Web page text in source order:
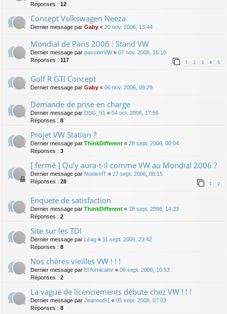
Réponses : 12
Concept Volkswagen Neeza
Dernier message par Gaby « 20 nov. 2006, 13:44
Mondial de Paris 2006 : Stand VW
Dernier message par passionVW« 07 nov. 2006, 16:10
Réponses : 117 1 2 3 4 5
Golf R GTI Concept
Dernier message par Gaby « 06 nov. 2006, 09:29
Demande de prise en charge
Dernier message par DSG_91 « 04 oct. 2006, 17:56
Réponses : 8
Projet VW Station ?
Dernier message par ThinkDifferent « 28 sept. 2006, 00:04
Réponses : 3
[ fermé ] Qu'y aura-t-il comme VW au Mondial 2006 ?
Dernier message par NoelsofT « 27 sept. 2006, 08:15
Réponses : 28 1 2
Enquete de satisfaction
Dernier message par ThinkDifferent « 18 sept. 2006, 14:23
Réponses : 2
Site sur les TDI
Dernier message par Lëag « 11 sept. 2006, 23:42
Réponses : 8
Nos chères vieilles VW ! ! !
Dernier message par El fornicator « 06 sept. 2006, 10:53
Réponses : 2
La vague de licenciements débute chez VW ! ! !
Dernier message par Jeannot91 « 05 sept. 2006, 07:03
Réponses : 8